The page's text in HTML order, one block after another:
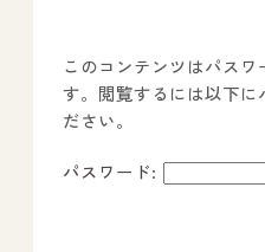
事業所のご案内
－ オールピース宗像事業所
－ オールピース福津事業所
このコンテンツはパスワ
す。閲覧するには以下に
ださい。
パスワード: